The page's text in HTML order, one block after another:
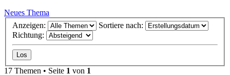
Neues Thema
Anzeigen:
Sortiere nach:
Richtung:
17 Themen • Seite 1 von 1